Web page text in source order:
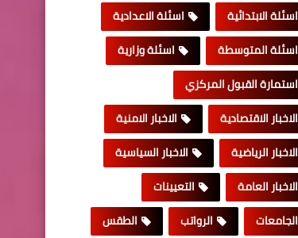
اسئلة الابتدائية
اسئلة الاعدادية
اسئلة المتوسطة
اسئلة وزارية
استمارة القبول المركزي
الاخبار الاقتصادية
الاخبار الامنية
الاخبار الرياضية
الاخبار السياسية
الاخبار العامة
التعيينات
الجامعات
الرواتب الطقس